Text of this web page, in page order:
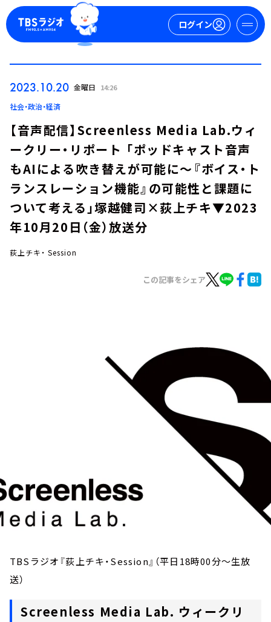
ログイン
今日の番組表
週間番組表
トピックス
2023.10.20 金曜日 14:26
社会・政治・経済
【音声配信】Screenless Media Lab.ウィ
ークリー・リポート 「ポッドキャスト音声
もAIによる吹き替えが可能に～『ボイス・ト
ランスレーション機能』の可能性と課題に
ついて考える」塚越健司×荻上チキ▼2023
年10月20日（金）放送分
荻上チキ・ Session
この記事をシェア
TBSラジオ『荻上チキ・Session』（平日18時00分～生放
送）
Screenless Media Lab. ウィークリ